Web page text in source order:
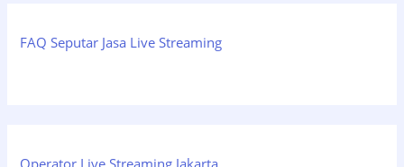
FAQ Seputar Jasa Live Streaming